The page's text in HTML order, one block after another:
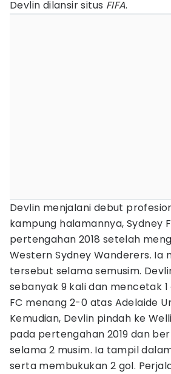
Devlin dilansir situs FIFA.
Devlin menjalani debut
kampung halamannya, Sydney
pertengahan 2018 setelah
Western Sydney Wanderers.
tersebut selama semusim.
sebanyak 9 kali dan mencetak
FC menang 2-0 atas Adelaide
Kemudian, Devlin pindah ke
pada pertengahan 2019 dan
selama 2 musim. Ia tampil
serta membukukan 2 gol.